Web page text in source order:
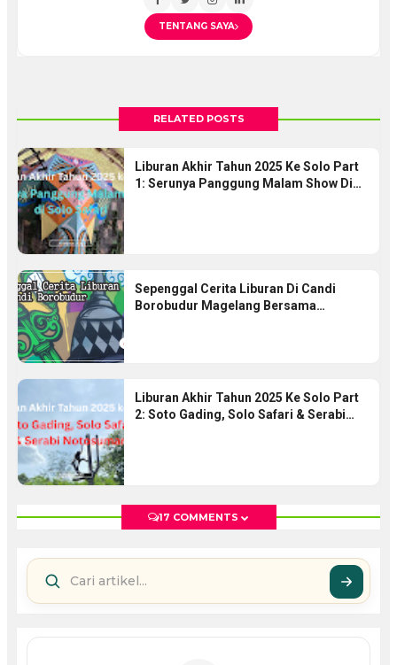
TENTANG SAYA
RELATED POSTS
Liburan Akhir Tahun 2025 Ke Solo Part
1: Serunya Panggung Malam Show Di
Sepenggal Cerita Liburan Di Candi
Borobudur Magelang Bersama
Liburan Akhir Tahun 2025 Ke Solo Part
2: Soto Gading, Solo Safari & Serabi
17 COMMENTS